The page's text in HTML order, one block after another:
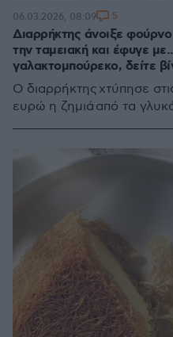
Διαρρήκτης άνοιξε
την ταμειακή και έφυγε
γαλακτομπούρεκο, δείτε
Ο διαρρήκτης χτύπησε
ευρώ η ζημιά από τα
06.03.2026, 08:09 5